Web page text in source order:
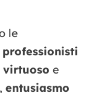
le
virtuoso e
entusiasmo